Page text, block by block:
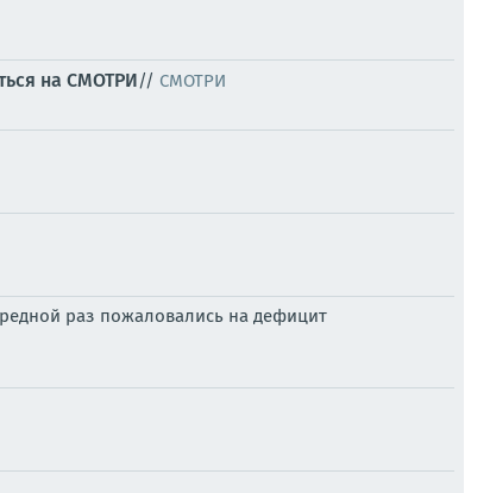
на СМОТРИ// СМОТРИ
раз пожаловались на дефицит